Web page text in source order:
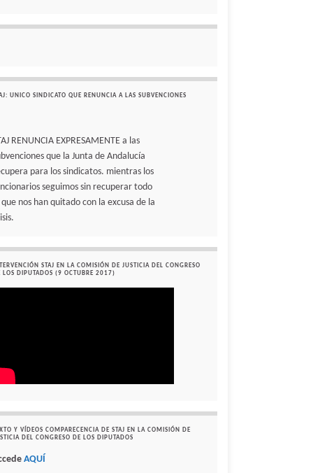
UNICO SINDICATO QUE RENUNCIA A LAS SUBVENCIONES
RENUNCIA EXPRESAMENTE a las
que la Junta de Andalucía
para los sindicatos. mientras los
seguimos sin recuperar todo
que nos han quitado con la excusa de la
STAJ EN LA COMISIÓN DE JUSTICIA DEL CONGRESO
LOS DIPUTADOS (9 OCTUBRE 2017)
Y VÍDEOS COMPARECENCIA DE STAJ EN LA COMISIÓN DE
DEL CONGRESO DE LOS DIPUTADOS
AQUÍ